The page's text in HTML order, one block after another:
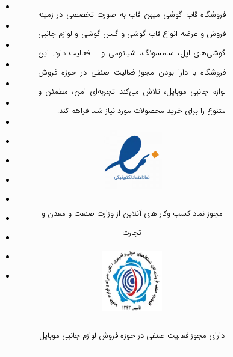
فروشگاه قاب گوشی میهن قاب به صورت تخصصی در زمینه
فروش و عرضه انواع قاب گوشی وگلس گوشی و لوازم جانبی
گوشی‌های اپل، سامسونگ، شیائومی و … فعالیت دارد. این
فروشگاه با دارا بودن مجوز فعالیت صنفی در حوزه فروش
لوازم جانبی موبایل، تلاش می‌کند تجربه‌ای امن، مطمئن و
متنوع را برای خرید محصولات مورد نیاز شما فراهم کند.
مجوز نماد کسب وکار های آنلاین از وزارت صنعت و معدن و
تجارت
دارای مجوز فعالیت صنفی در حوزه فروش لوازم جانبی موبایل